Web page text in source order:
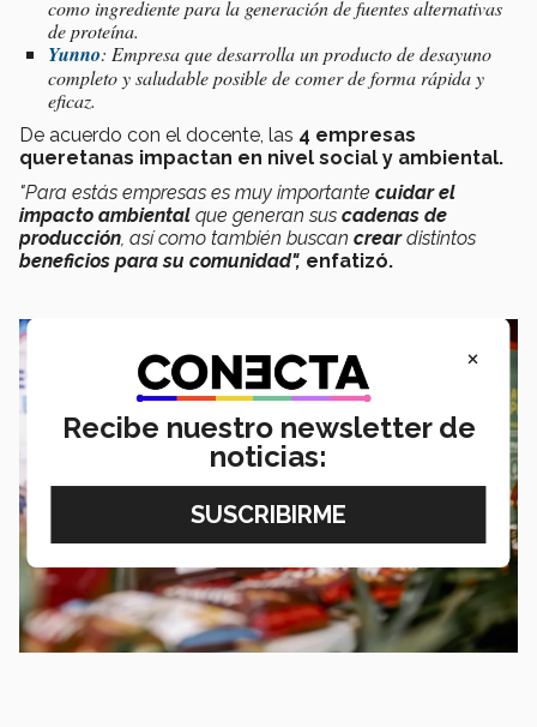
como ingrediente para la generación de fuentes alternativas
de proteína.
Yunno: Empresa que desarrolla un producto de desayuno
completo y saludable posible de comer de forma rápida y
eficaz.
De acuerdo con el docente, las 4 empresas
queretanas impactan en nivel social y ambiental.
"Para estás empresas es muy importante cuidar el
impacto ambiental que generan sus cadenas de
producción, así como también buscan creardistintos
beneficios para su comunidad", enfatizó.
×
Recibe nuestro newsletter de
noticias: